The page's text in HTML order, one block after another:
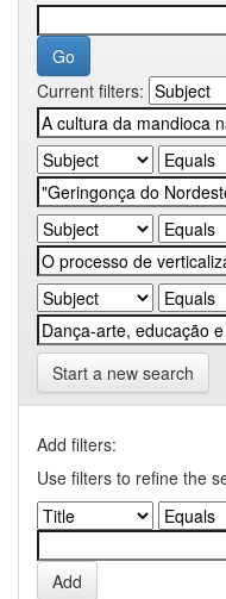
Current filters:
Start a new search
Add filters:
Use filters to refine the